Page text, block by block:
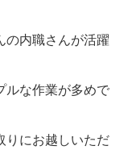
の内職さんが活躍
ルな作業が多めで
りにお越しいただ